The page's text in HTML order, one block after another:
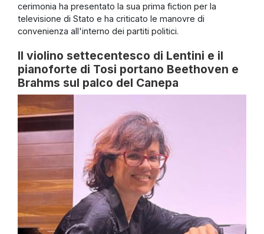
cerimonia ha presentato la sua prima fiction per la
televisione di Stato e ha criticato le manovre di
convenienza all'interno dei partiti politici.
Il violino settecentesco di Lentini e il
pianoforte di Tosi portano Beethoven e
Brahms sul palco del Canepa